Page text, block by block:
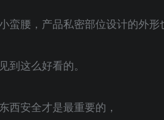
蛮腰，产品私密部位设计的外形
到这么好看的。
西安全才是最重要的，